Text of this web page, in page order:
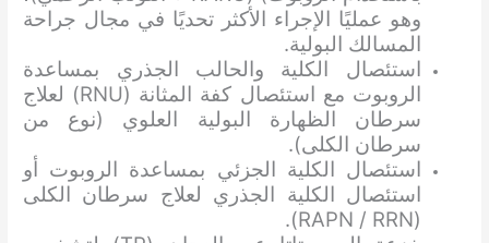
وهو عمليًا الإجراء الأكثر تحديًا في مجال جراحة
المسالك البولية.
استئصال الكلية والحالب الجذري بمساعدة
الروبوت مع استئصال كفة المثانة (RNU) لعلاج
سرطان الظهارة البولية العلوي (نوع من
سرطان الكلى).
استئصال الكلية الجزئي بمساعدة الروبوت أو
استئصال الكلية الجذري لعلاج سرطان الكلى
(RAPN / RRN).